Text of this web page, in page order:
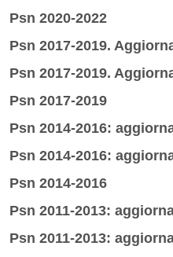
Psn 2020-2022
Psn 2017-2019.
Psn 2017-2019.
Psn 2017-2019
Psn 2014-2016:
Psn 2014-2016:
Psn 2014-2016
Psn 2011-2013:
Psn 2011-2013: